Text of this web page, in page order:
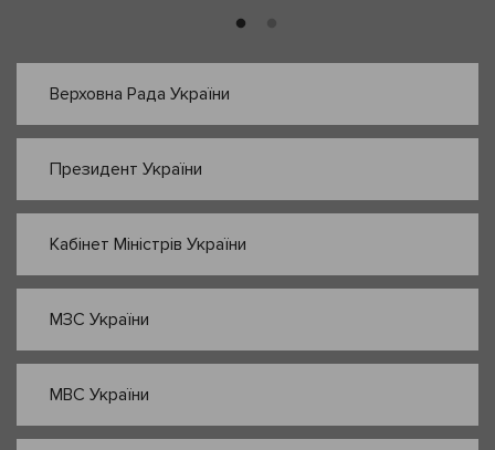
Верховна Рада України
Президент України
Кабінет Міністрів України
МЗС України
МВС України